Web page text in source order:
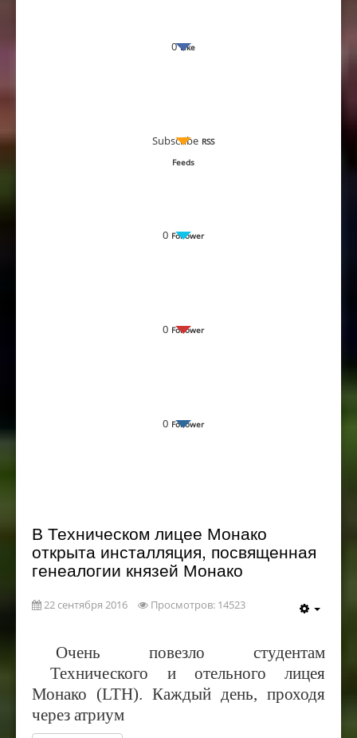
0 Like
Subscribe RSS
Feeds
0 Follower
0 Follower
0 Follower
В Техническом лицее Монако
открыта инсталляция, посвященная
генеалогии князей Монако
22 сентября 2016 Просмотров: 14523
Очень повезло студентам
Технического и отельного лицея
Монако (LTH). Каждый день, проходя
через атриум